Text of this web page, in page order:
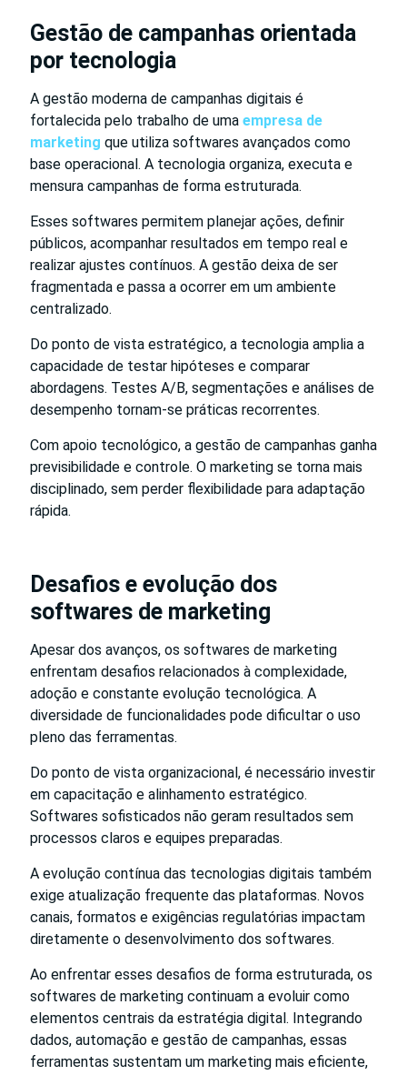
Gestão de campanhas orientada
por tecnologia
A gestão moderna de campanhas digitais é
fortalecida pelo trabalho de uma empresa de
marketing que utiliza softwares avançados como
base operacional. A tecnologia organiza, executa e
mensura campanhas de forma estruturada.
Esses softwares permitem planejar ações, definir
públicos, acompanhar resultados em tempo real e
realizar ajustes contínuos. A gestão deixa de ser
fragmentada e passa a ocorrer em um ambiente
centralizado.
Do ponto de vista estratégico, a tecnologia amplia a
capacidade de testar hipóteses e comparar
abordagens. Testes A/B, segmentações e análises de
desempenho tornam-se práticas recorrentes.
Com apoio tecnológico, a gestão de campanhas ganha
previsibilidade e controle. O marketing se torna mais
disciplinado, sem perder flexibilidade para adaptação
rápida.
Desafios e evolução dos
softwares de marketing
Apesar dos avanços, os softwares de marketing
enfrentam desafios relacionados à complexidade,
adoção e constante evolução tecnológica. A
diversidade de funcionalidades pode dificultar o uso
pleno das ferramentas.
Do ponto de vista organizacional, é necessário investir
em capacitação e alinhamento estratégico.
Softwares sofisticados não geram resultados sem
processos claros e equipes preparadas.
A evolução contínua das tecnologias digitais também
exige atualização frequente das plataformas. Novos
canais, formatos e exigências regulatórias impactam
diretamente o desenvolvimento dos softwares.
Ao enfrentar esses desafios de forma estruturada, os
softwares de marketing continuam a evoluir como
elementos centrais da estratégia digital. Integrando
dados, automação e gestão de campanhas, essas
ferramentas sustentam um marketing mais eficiente,